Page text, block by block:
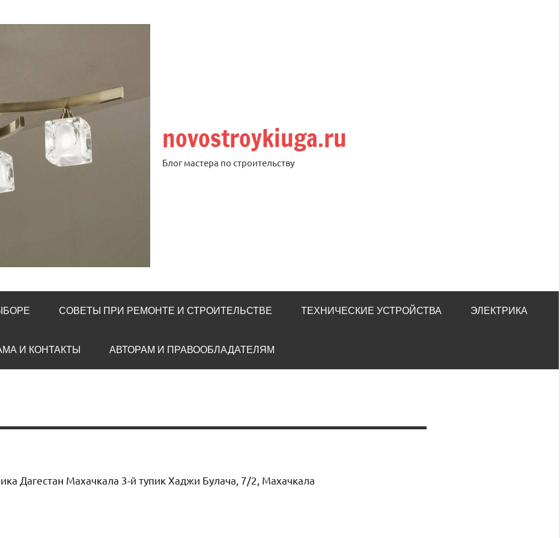
novostroykiuga.ru
Блог мастера по строительству
СОВЕТЫ ПРИ РЕМОНТЕ И СТРОИТЕЛЬСТВЕ ТЕХНИЧЕСКИЕ УСТРОЙСТВА ЭЛЕКТРИКА
И КОНТАКТЫ АВТОРАМ И ПРАВООБЛАДАТЕЛЯМ
Дагестан Махачкала 3-й тупик Хаджи Булача, 7/2, Махачкала